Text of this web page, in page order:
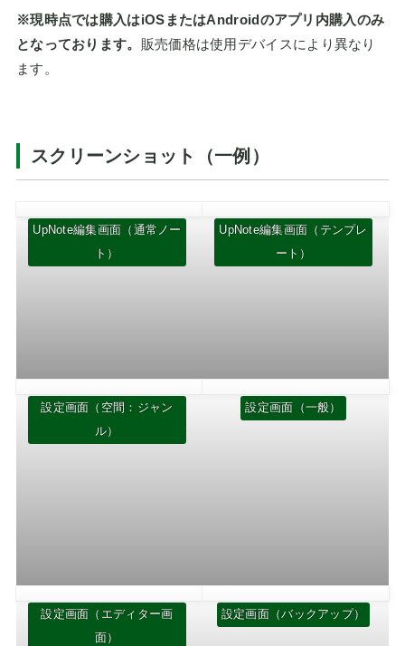
※現時点では購入はiOSまたはAndroidのアプリ内購入のみ
となっております。 販売価格は使用デバイスにより異なり
ます。
スクリーンショット（一例）
UpNote編集画面（通常ノー
ト）
UpNote編集画面（テンプレ
ート）
設定画面（空間：ジャン
ル）
設定画面（一般）
設定画面（エディター画
面）
設定画面（バックアップ）